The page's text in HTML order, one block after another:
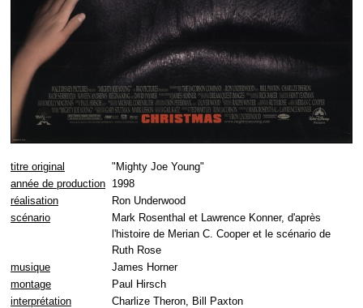
titre original
"Mighty Joe Young"
année de production 1998
réalisation
Ron Underwood
scénario
Mark Rosenthal et Lawrence Konner, d'après
l'histoire de Merian C. Cooper et le scénario de
Ruth Rose
musique
James Horner
montage
Paul Hirsch
interprétation
Charlize Theron, Bill Paxton